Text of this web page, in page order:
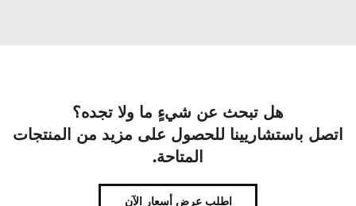
هل تبحث عن شيءٍ ما ولا تجده؟
اتصل باستشاريينا للحصول على مزيد من المنتجات
المتاحة.
اطلب عرض أسعار الآن